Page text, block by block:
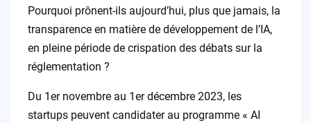
Pourquoi prônent-ils aujourd’hui, plus que jamais, la
transparence en matière de développement de l’IA,
en pleine période de crispation des débats sur la
réglementation ?
Du 1er novembre au 1er décembre 2023, les
startups peuvent candidater au programme « AI